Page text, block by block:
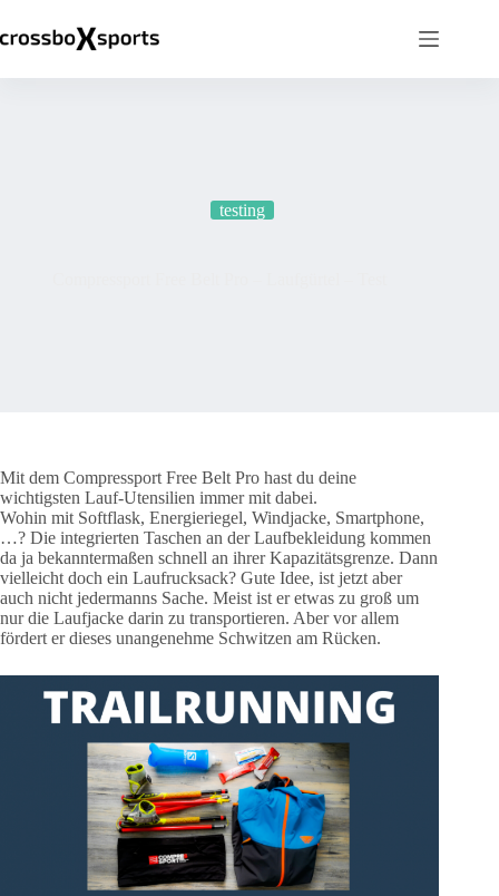
springen
testing
Mit dem Compressport Free Belt Pro hast du deine
wichtigsten Lauf-Utensilien immer mit dabei.
Wohin mit Softflask, Energieriegel, Windjacke, Smartphone,
…? Die integrierten Taschen an der Laufbekleidung kommen
da ja bekanntermaßen schnell an ihrer Kapazitätsgrenze. Dann
vielleicht doch ein Laufrucksack? Gute Idee, ist jetzt aber
auch nicht jedermanns Sache. Meist ist er etwas zu groß um
nur die Laufjacke darin zu transportieren. Aber vor allem
fördert er dieses unangenehme Schwitzen am Rücken.